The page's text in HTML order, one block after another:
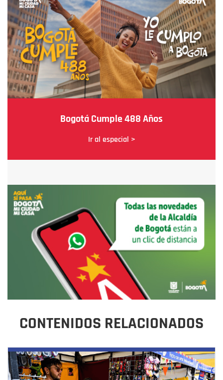
Bogotá Cumple 488 Años
Ir al especial >
CONTENIDOS RELACIONADOS